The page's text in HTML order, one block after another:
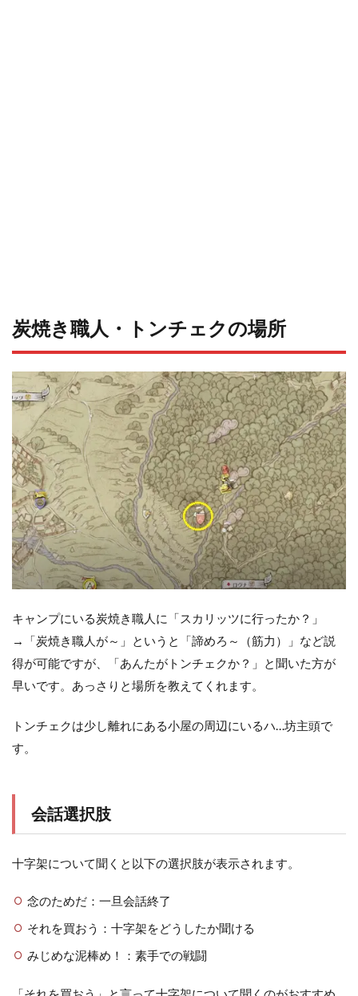
炭焼き職人・トンチェクの場所
キャンプにいる炭焼き職人に「スカリッツに行ったか？」
→「炭焼き職人が～」というと「諦めろ～（筋力）」など説
得が可能ですが、「あんたがトンチェクか？」と聞いた方が
早いです。あっさりと場所を教えてくれます。
トンチェクは少し離れにある小屋の周辺にいるハ…坊主頭で
す。
会話選択肢
十字架について聞くと以下の選択肢が表示されます。
念のためだ：一旦会話終了
それを買おう：十字架をどうしたか聞ける
みじめな泥棒め！：素手での戦闘